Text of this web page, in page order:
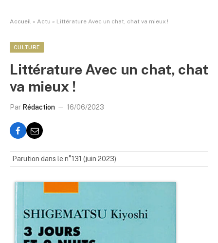
Accueil » Actu » Littérature Avec un chat, chat va mieux !
CULTURE
Littérature Avec un chat, chat
va mieux !
Par Rédaction 16/06/2023
Parution dans le n°131 (juin 2023)